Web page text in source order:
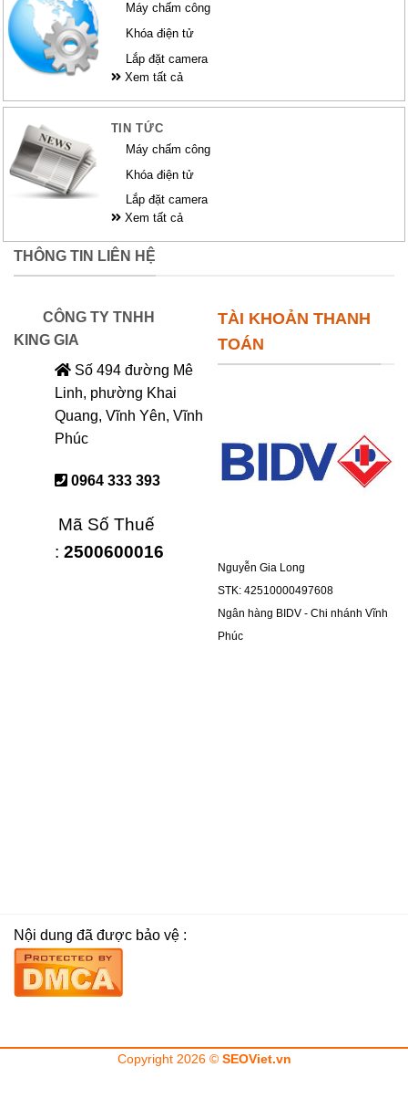
Máy chấm công
Khóa điện tử
Lắp đặt camera
Xem tất cả
TIN TỨC
Máy chấm công
Khóa điện tử
Lắp đặt camera
Xem tất cả
THÔNG TIN LIÊN HỆ
CÔNG TY TNHH
KING GIA
Số 494 đường Mê
Linh, phường Khai
Quang, Vĩnh Yên, Vĩnh
Phúc
0964 333 393
Mã Số Thuế
: 2500600016
TÀI KHOẢN THANH
TOÁN
Nguyễn Gia Long
STK: 42510000497608
Ngân hàng BIDV - Chi nhánh Vĩnh
Phúc
Nội dung đã được bảo vệ :
Copyright 2026 © SEOViet.vn